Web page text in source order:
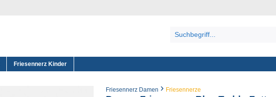
Friesennerz Kinder
Friesennerz Damen Friesennerze